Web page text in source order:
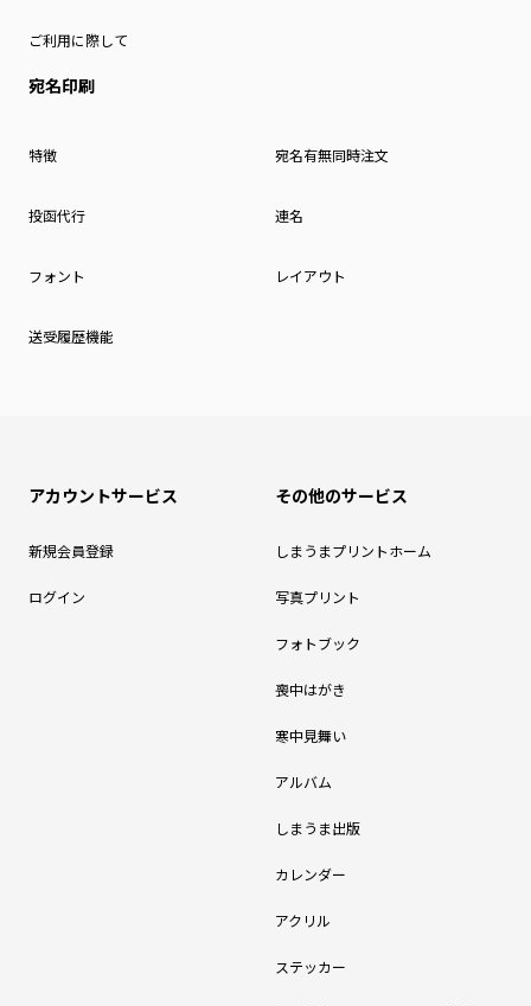
ご利用に際して
宛名印刷
特徴 宛名有無同時注文
投函代行 連名
フォント レイアウト
送受履歴機能
アカウントサービス
新規会員登録
ログイン
その他のサービス
しまうまプリントホーム
写真プリント
フォトブック
喪中はがき
寒中見舞い
アルバム
しまうま出版
カレンダー
アクリル
ステッカー